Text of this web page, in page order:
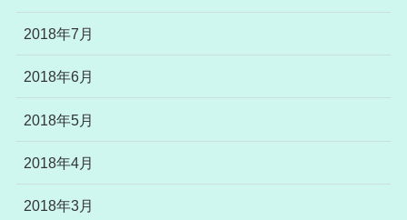
2018年7月
2018年6月
2018年5月
2018年4月
2018年3月